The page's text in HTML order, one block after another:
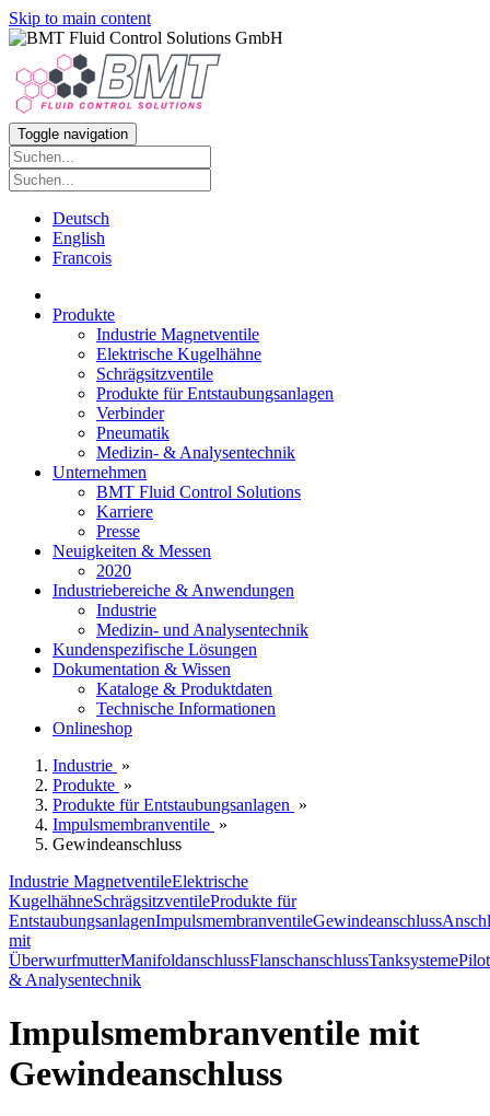
Skip to main content
Toggle navigation
Deutsch
English
Francois
Produkte
Industrie Magnetventile
Elektrische Kugelhähne
Schrägsitzventile
Produkte für Entstaubungsanlagen
Verbinder
Pneumatik
Medizin- & Analysentechnik
Unternehmen
BMT Fluid Control Solutions
Karriere
Presse
Neuigkeiten & Messen
2020
Industriebereiche & Anwendungen
Industrie
Medizin- und Analysentechnik
Kundenspezifische Lösungen
Dokumentation & Wissen
Kataloge & Produktdaten
Technische Informationen
Onlineshop
Industrie »
Produkte »
Produkte für Entstaubungsanlagen »
Impulsmembranventile »
Gewindeanschluss
Industrie MagnetventileElektrische
KugelhähneSchrägsitzventileProdukte für
EntstaubungsanlagenImpulsmembranventileGewindeanschluss
mit
ÜberwurfmutterManifoldanschlussFlanschanschlussTanksysteme
& Analysentechnik
Impulsmembranventile mit
Gewindeanschluss